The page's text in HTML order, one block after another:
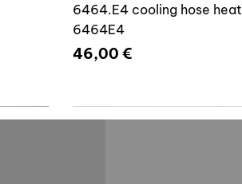
6464.E4 cooling hose heat
6464E4
Prix
46,00 €
7700804636